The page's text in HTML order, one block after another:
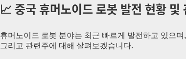
📈 중국 휴머노이드 로봇 발전 현황 및
휴머노이드 로봇 분야는 최근 빠르게 발전하고 있으
그리고 관련주에 대해 살펴보겠습니다.